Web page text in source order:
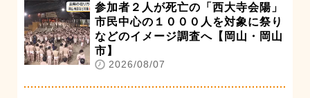
参加者２人が死亡の「西大寺会陽」
市民中心の１０００人を対象に祭り
などのイメージ調査へ【岡山・岡山
市】
2026/08/07